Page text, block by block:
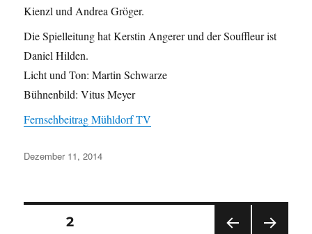
Kienzl und Andrea Gröger.
Die Spielleitung hat Kerstin Angerer und der Souffleur ist
Daniel Hilden.
Licht und Ton: Martin Schwarze
Bühnenbild: Vitus Meyer
Fernsehbeitrag Mühldorf TV
Veröffentlicht
Dezember 11, 2014
Seitennummerierung
SEITE2